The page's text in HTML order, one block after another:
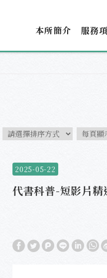
本所簡介 服務
2025-05-22
代書科普-短影片精